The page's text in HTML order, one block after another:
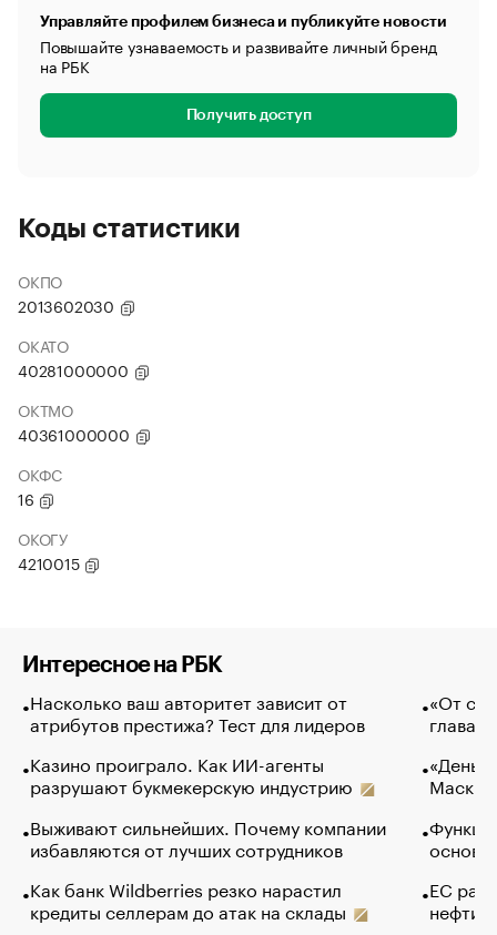
Управляйте профилем бизнеса и публикуйте новости
Повышайте узнаваемость и развивайте личный бренд
на РБК
Получить доступ
Коды статистики
ОКПО
2013602030
ОКАТО
40281000000
ОКТМО
40361000000
ОКФС
16
ОКОГУ
4210015
Интересное на РБК
Насколько ваш авторитет зависит от
атрибутов престижа? Тест для лидеров
Казино проиграло. Как ИИ-агенты
разрушают букмекерскую индустрию
Выживают сильнейших. Почему компании
избавляются от лучших сотрудников
Как банк Wildberries резко нарастил
кредиты селлерам до атак на склады
«От
глава
Маск в
основ
ЕС
нефти